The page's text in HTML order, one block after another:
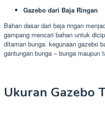
Gazebo dari Baja Ringan
Bahan dasar dari baja ringan
gampang mencari bahan untuk
ditaman bunga. kegunaan gazebo
gantungan bunga – bunga maupun
Ukuran Gazebo